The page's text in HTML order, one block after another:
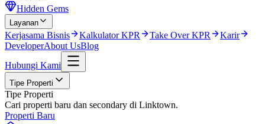
Hidden Gems
Layanan
Kerjasama Bisnis Kalkulator KPR Take Over KPR
Karir
DeveloperAbout UsBlog
Hubungi Kami
Tipe Properti
Tipe Properti
Cari properti baru dan secondary di Linktown.
Properti Baru